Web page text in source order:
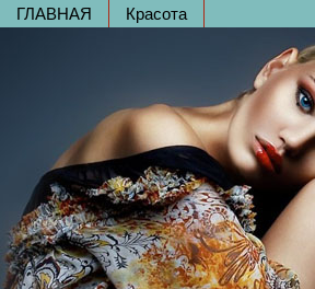
ГЛАВНАЯ Красота